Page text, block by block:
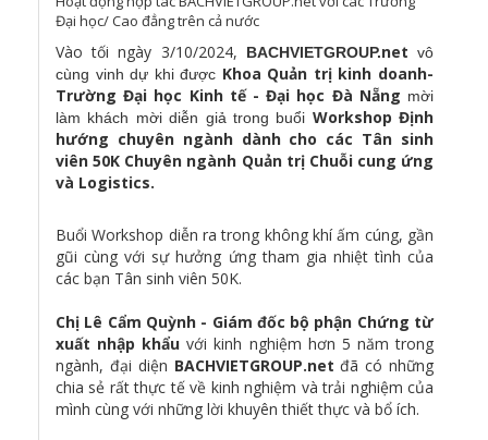
Đại học/ Cao đẳng trên cả nước
Vào tối ngày 3/10/2024, BACHVIETGROUP.net vô
cùng vinh dự khi được Khoa Quản trị kinh doanh-
Trường Đại học Kinh tế - Đại học Đà Nẵng mời
làm khách mời diễn giả trong buổi Workshop Định
hướng chuyên ngành dành cho các Tân sinh
viên 50K Chuyên ngành Quản trị Chuỗi cung ứng
và Logistics.
Buổi Workshop diễn ra trong không khí ấm cúng, gần
gũi cùng với sự hưởng ứng tham gia nhiệt tình của
các bạn Tân sinh viên 50K.
Chị Lê Cẩm Quỳnh - Giám đốc bộ phận Chứng từ
xuất nhập khẩu với kinh nghiệm hơn 5 năm trong
ngành, đại diện BACHVIETGROUP.net đã có những
chia sẻ rất thực tế về kinh nghiệm và trải nghiệm của
mình cùng với những lời khuyên thiết thực và bổ ích.